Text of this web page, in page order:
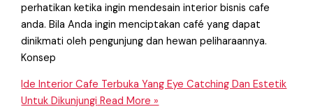
perhatikan ketika ingin mendesain interior bisnis cafe
anda. Bila Anda ingin menciptakan café yang dapat
dinikmati oleh pengunjung dan hewan peliharaannya.
Konsep
Ide Interior Cafe Terbuka Yang Eye Catching Dan Estetik
Untuk Dikunjungi Read More »